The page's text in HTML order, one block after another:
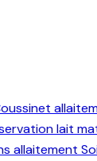
lait
allaitement